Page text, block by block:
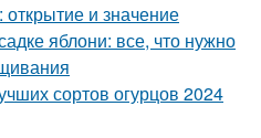
и значение
яблони: все, что нужно
сортов огурцов 2024